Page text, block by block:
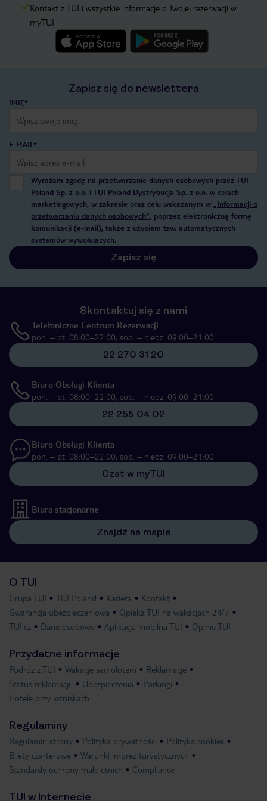
Kontakt z TUI i wszystkie informacje o Twojej rezerwacji w
myTUI
Zapisz się do newslettera
IMIĘ*
E-MAIL*
Wyrażam zgodę na przetwarzanie danych osobowych przez TUI
Poland Sp. z o.o. i TUI Poland Dystrybucja Sp. z o.o. w celach
marketingowych, w zakresie oraz celu wskazanym w „Informacji o
przetwarzaniu danych osobowych”, poprzez elektroniczną formę
komunikacji (e-mail), także z użyciem tzw. automatycznych
systemów wywołujących.
Zapisz się
Skontaktuj się z nami
Telefoniczne Centrum Rezerwacji
pon. – pt. 08:00–22:00, sob. – niedz. 09:00–21:00
22 270 31 20
Biuro Obsługi Klienta
pon. – pt. 08:00–22:00, sob. – niedz. 09:00–21:00
22 255 04 02
Biuro Obsługi Klienta
pon. – pt. 08:00–22:00, sob. – niedz. 09:00–21:00
Czat w myTUI
Biura stacjonarne
Znajdź na mapie
O TUI
Grupa TUI TUI Poland Kariera
Kontakt
Gwarancja ubezpieczeniowa
Opieka TUI na wakacjach 24/7
TUI.cz
Dane osobowe Aplikacja mobilna TUI Opinie TUI
Przydatne informacje
Podróż z TUI Wakacje samolotem
Reklamacje
Status reklamacji
Ubezpieczenia
Parkingi
Hotele przy lotniskach
Regulaminy
Regulamin strony Polityka prywatności
Polityka cookies
Bilety czarterowe
Warunki imprez turystycznych
Standardy ochrony małoletnich
Compliance
TUI w Internecie